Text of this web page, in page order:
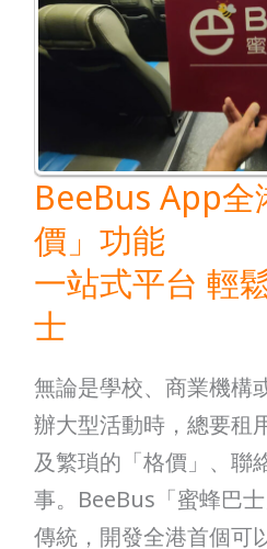
BeeBus App全
價」功能
一站式平台 輕
士
無論是學校、商業機構
辦大型活動時，總要租
及繁瑣的「格價」、聯
事。BeeBus「蜜蜂巴
傳統，開發全港首個可
首
創
功
能
一
站
式
台
輕
鬆
租